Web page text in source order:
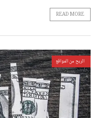
READ MORE
الربح من المواقع